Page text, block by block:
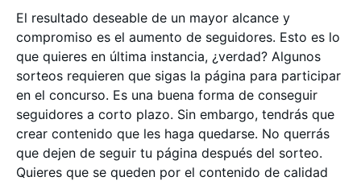
El resultado deseable de un mayor alcance y
compromiso es el aumento de seguidores. Esto es lo
que quieres en última instancia, ¿verdad? Algunos
sorteos requieren que sigas la página para participar
en el concurso. Es una buena forma de conseguir
seguidores a corto plazo. Sin embargo, tendrás que
crear contenido que les haga quedarse. No querrás
que dejen de seguir tu página después del sorteo.
Quieres que se queden por el contenido de calidad